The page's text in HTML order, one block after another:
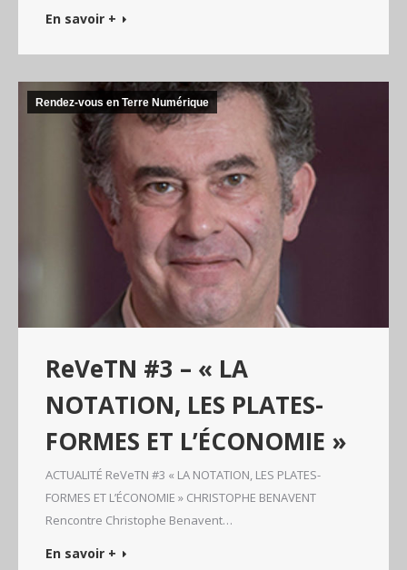
En savoir +
Rendez-vous en Terre Numérique
ReVeTN #3 – « LA
NOTATION, LES PLATES-
FORMES ET L’ÉCONOMIE »
ACTUALITÉ ReVeTN #3 « LA NOTATION, LES PLATES-
FORMES ET L’ÉCONOMIE » CHRISTOPHE BENAVENT
Rencontre Christophe Benavent…
En savoir +